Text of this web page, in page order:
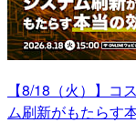
【8/18（火）】コ
ム刷新がもたらす